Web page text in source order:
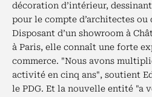
décoration d’intérieur,
pour le compte d’architectes
Disposant d’un showroom à
à Paris, elle connaît une forte
commerce. "Nous avons
activité en cinq ans", soutient
le PDG. Et la nouvelle entité "a